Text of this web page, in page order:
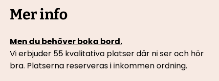
Mer info
Men du behöver boka bord.
Vi erbjuder 55 kvalitativa platser där ni ser och hör
bra. Platserna reserveras i inkommen ordning.